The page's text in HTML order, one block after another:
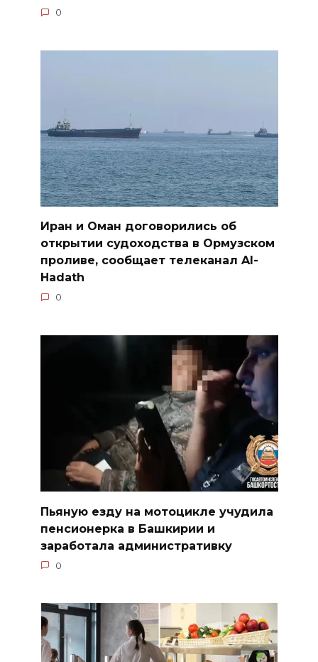
0
Иран и Оман договорились об
открытии судоходства в Ормузском
проливе, сообщает телеканал Al-
Hadath
0
Пьяную езду на мотоцикле учудила
пенсионерка в Башкирии и
заработала административку
0